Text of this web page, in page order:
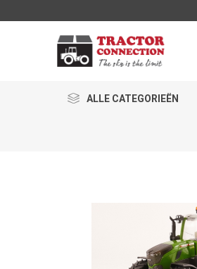
ALLE CATEGORIEËN